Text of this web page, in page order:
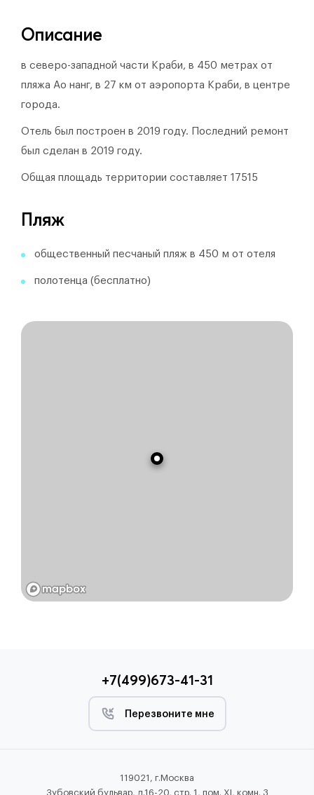
Описание
в северо-западной части Краби, в 450 метрах от
пляжа Ао нанг, в 27 км от аэропорта Краби, в центре
города.
Отель был построен в 2019 году. Последний ремонт
был сделан в 2019 году.
Общая площадь территории составляет 17515
Пляж
общественный песчаный пляж в 450 м от отеля
полотенца (бесплатно)
+7(499)673-41-31
Перезвоните мне
119021, г.Москва
Зубовский бульвар, д.16-20, стр. 1, пом. XI, комн. 3